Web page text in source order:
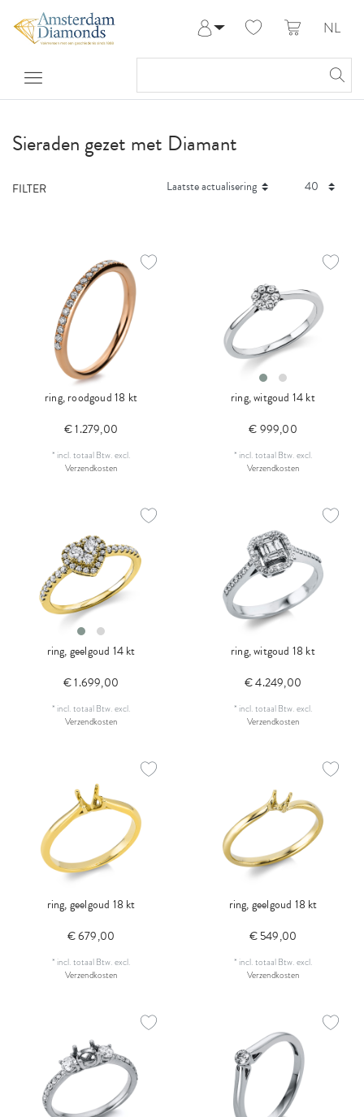
Mijn Account
NL
Sieraden gezet met Diamant
FILTER
ring, roodgoud 18 kt
€ 1.279,00
* incl. totaal Btw.excl.
Verzendkosten
ring, witgoud 14 kt
€ 999,00
* incl. totaal Btw.excl.
Verzendkosten
ring, geelgoud 14 kt
€ 1.699,00
* incl. totaal Btw.excl.
Verzendkosten
ring, witgoud 18 kt
€ 4.249,00
* incl. totaal Btw.excl.
Verzendkosten
ring, geelgoud 18 kt
€ 679,00
* incl. totaal Btw.excl.
Verzendkosten
ring, geelgoud 18 kt
€ 549,00
* incl. totaal Btw.excl.
Verzendkosten